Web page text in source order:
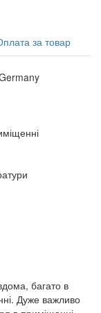
за товар
багато в
Дуже важливо